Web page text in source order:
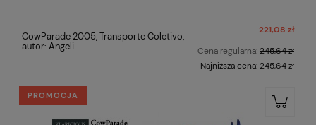
CowParade 2005, Transporte Coletivo,
autor: Angeli
221,08 zł
Cena regularna:245,64 zł
Najniższa cena:245,64 zł
PROMOCJA